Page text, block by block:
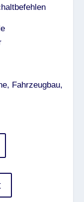
Fahrzeugbau,